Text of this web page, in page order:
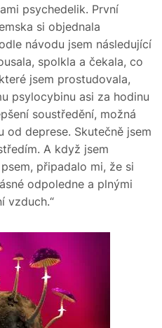
psychedelik. První
si objednala
návodu jsem následující
spolkla a čekala, co
jsem prostudovala,
psylocybinu asi za hodinu
soustředění, možná
od deprese. Skutečně jsem
A když jsem
připadalo mi, že si
odpoledne a plnými
vzduch.“